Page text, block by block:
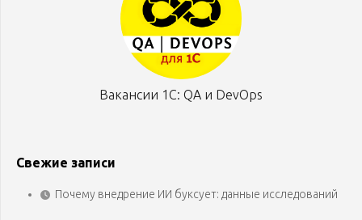
Вакансии 1С: QA и DevOps
Свежие записи
Почему внедрение ИИ буксует: данные исследований